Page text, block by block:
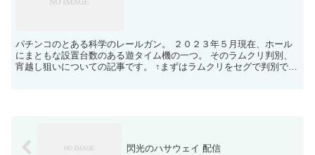
パチンコのとある科学のレールガン。 ２０２３年５月現在、ホール
にまともな設置台数のある遊タイム機の一つ。 そのラムクリ判別、
宵越し狙いについての記事です。 ↑まずはラムクリをセグで判別でき
閃光のハサウェイ 配信